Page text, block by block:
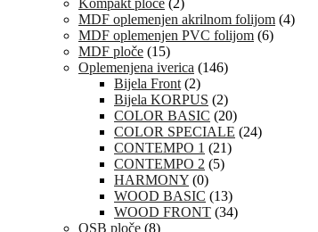
MDF oplemenjen akrilnom folijom (4)
MDF oplemenjen PVC folijom (6)
MDF ploče (15)
Oplemenjena iverica (146)
Bijela Front (2)
Bijela KORPUS (2)
COLOR BASIC (20)
COLOR SPECIALE (24)
CONTEMPO 1 (21)
CONTEMPO 2 (5)
HARMONY (0)
WOOD BASIC (13)
WOOD FRONT (34)
OSB ploče (8)